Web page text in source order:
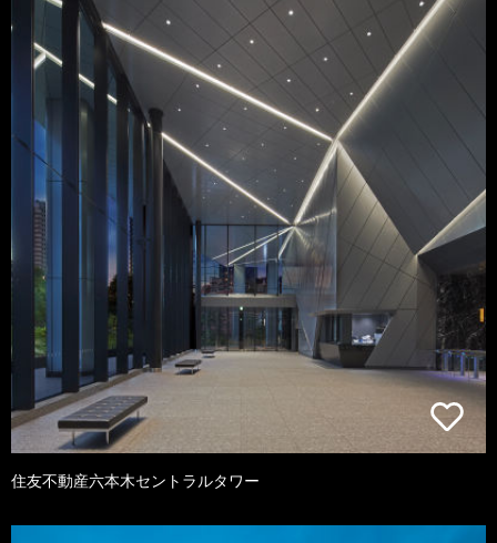
住友不動産六本木セントラルタワー